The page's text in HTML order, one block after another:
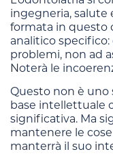
ingegneria, salute
formata in questo
analitico
problemi, non ad
Noterà le
Questo non è
base intellettuale
significativa. Ma
mantenere le
manterrà il suo